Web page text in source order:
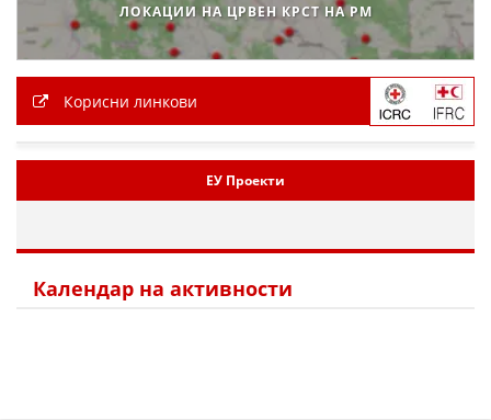
ЛОКАЦИИ НА ЦРВЕН КРСТ НА РМ
Корисни линкови
ЕУ Проекти
Календар на активности